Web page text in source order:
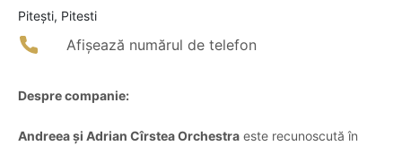
Piteşti, Pitesti
Afișează numărul de telefon
Despre companie:
Andreea și Adrian Cîrstea Orchestra este recunoscută în